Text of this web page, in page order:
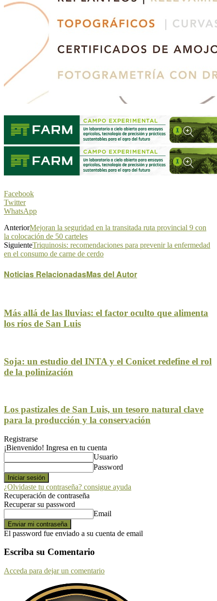
Facebook
Twitter
WhatsApp
AnteriorMejoran la seguridad en la transitada ruta provincial 9 con
la colocación de 50 carteles
SiguienteTriquinosis: recomendaciones para prevenir la enfermedad
en el consumo de carne de cerdo
Noticias RelacionadasMas del Autor
Más allá de las lluvias: el factor oculto que alimenta
los ríos de San Luis
Soja: un estudio del INTA y el Conicet redefine el rol
de la polinización
Los pastizales de San Luis, un tesoro natural clave
para la producción y la conservación
Registrarse
¡Bienvenido! Ingresa en tu cuenta
Usuario
Password
¿Olvidaste tu contraseña? consigue ayuda
Recuperación de contraseña
Recuperar su password
Email
El password fue enviado a su cuenta de email
Escriba su Comentario
Acceda para dejar un comentario